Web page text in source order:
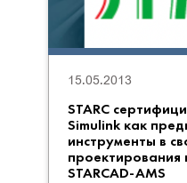
STARC
Simulink как
инструменты в
проектирования
STARCAD-AMS
15.05.2013